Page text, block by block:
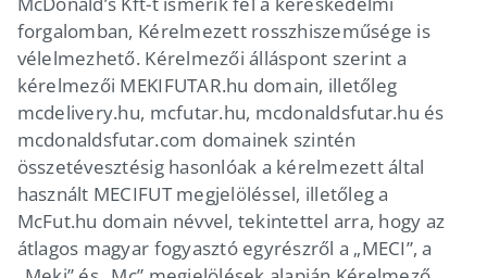
forgalomban, Kérelmezett rosszhiszeműsége is
vélelmezhető. Kérelmezői álláspont szerint a
kérelmezői MEKIFUTAR.hu domain, illetőleg
mcdelivery.hu, mcfutar.hu, mcdonaldsfutar.hu és
mcdonaldsfutar.com domainek szintén
összetévesztésig hasonlóak a kérelmezett által
használt MECIFUT megjelöléssel, illetőleg a
McFut.hu domain névvel, tekintettel arra, hogy az
átlagos magyar fogyasztó egyrészről a „MECI”, a